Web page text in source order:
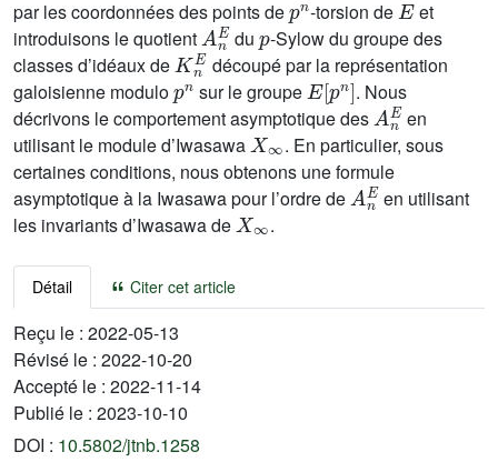
par les coordonnées des points de
-torsion de
et
introduisons le quotient
AnE
du
p
-Sylow du groupe des
classes d’idéaux de
KnE
découpé par la représentation
galoisienne modulo
pn
sur le groupe
E[pn]
. Nous
décrivons le comportement asymptotique des
AnE
en
utilisant le module d’Iwasawa
X∞
. En particulier, sous
certaines conditions, nous obtenons une formule
asymptotique à la Iwasawa pour l’ordre de
AnE
en utilisant
les invariants d’Iwasawa de
X∞
.
Détail Citer cet article
Reçu le : 2022-05-13
Révisé le : 2022-10-20
Accepté le : 2022-11-14
Publié le : 2023-10-10
DOI : 10.5802/jtnb.1258